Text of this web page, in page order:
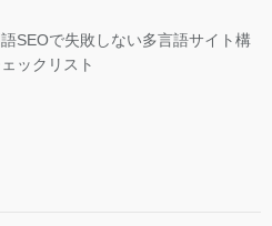
SEOで失敗しない多言語サイト構
ックリスト